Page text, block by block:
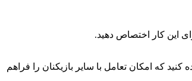
که امکان تعامل با سایر بازیکنان را فراهم